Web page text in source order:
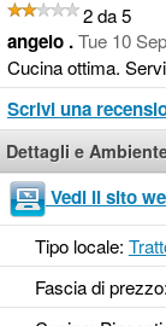
2 da 5
angelo .Tue 10
Cucina ottima.
Scrivi una
Dettagli e
Vedi il sito
Tipo locale:
Fascia di